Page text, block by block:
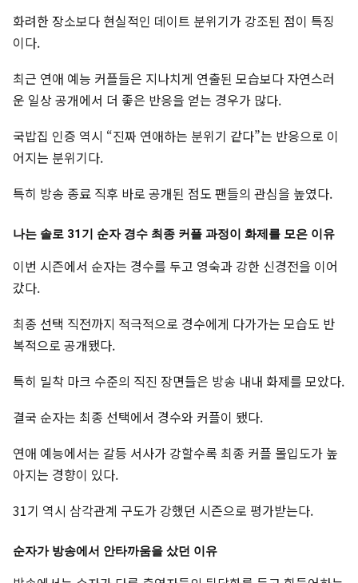
화려한 장소보다 현실적인 데이트 분위기가 강조된 점이 특징
이다.
최근 연애 예능 커플들은 지나치게 연출된 모습보다 자연스러
운 일상 공개에서 더 좋은 반응을 얻는 경우가 많다.
국밥집 인증 역시 “진짜 연애하는 분위기 같다”는 반응으로 이
어지는 분위기다.
특히 방송 종료 직후 바로 공개된 점도 팬들의 관심을 높였다.
나는 솔로 31기 순자 경수 최종 커플 과정이 화제를 모은 이유
이번 시즌에서 순자는 경수를 두고 영숙과 강한 신경전을 이어
갔다.
최종 선택 직전까지 적극적으로 경수에게 다가가는 모습도 반
복적으로 공개됐다.
특히 밀착 마크 수준의 직진 장면들은 방송 내내 화제를 모았다.
결국 순자는 최종 선택에서 경수와 커플이 됐다.
연애 예능에서는 갈등 서사가 강할수록 최종 커플 몰입도가 높
아지는 경향이 있다.
31기 역시 삼각관계 구도가 강했던 시즌으로 평가받는다.
순자가 방송에서 안타까움을 샀던 이유